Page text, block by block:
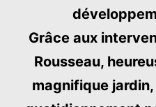
Grâce aux
Rousseau,
magnifique